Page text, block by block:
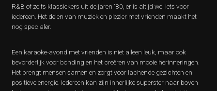
R&B of zelfs klassiekers uit de jaren ’80, er is altijd wel iets voor
iedereen. Het delen van muziek en plezier met vrienden maakt het
nog specialer.
Een karaoke-avond met vrienden is niet alleen leuk, maar ook
bevorderlijk voor bonding en het creëren van mooie herinneringen.
Het brengt mensen samen en zorgt voor lachende gezichten en
positieve energie. Iedereen kan zijn innerlijke superster naar boven